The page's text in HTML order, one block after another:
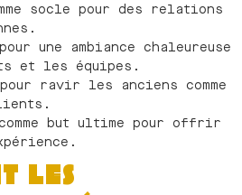
socle pour des relations
une ambiance chaleureuse
et les équipes.
ravir les anciens comme
but ultime pour offrir
LES